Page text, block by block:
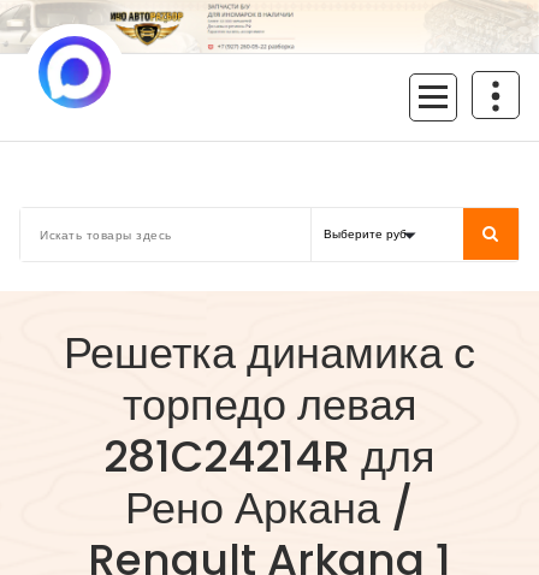
Перейти
к
содержимому
Решетка динамика с
торпедо левая
281C24214R для
Рено Аркана /
Renault Arkana 1